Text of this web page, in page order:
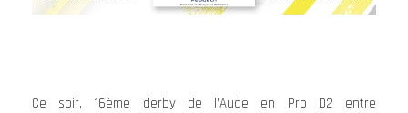
Ce soir, 16ème derby de l’Aude en Pro D2 entre